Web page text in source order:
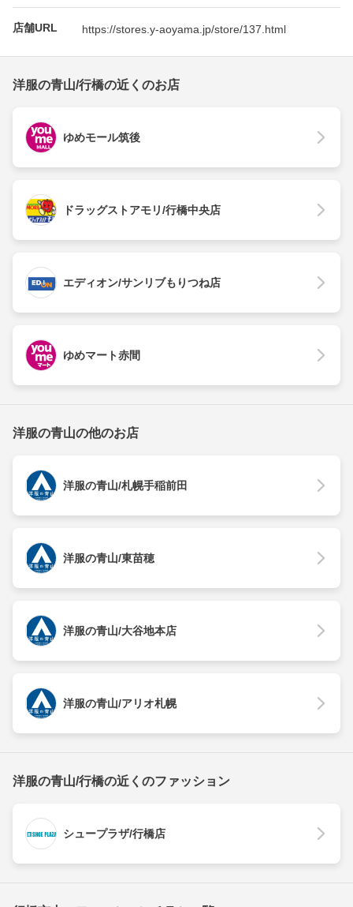
店舗URL https://stores.y-aoyama.jp/store/137.html
洋服の青山/行橋の近くのお店
ゆめモール筑後
ドラッグストアモリ/行橋中央店
エディオン/サンリブもりつね店
ゆめマート赤間
洋服の青山の他のお店
洋服の青山/札幌手稲前田
洋服の青山/東苗穂
洋服の青山/大谷地本店
洋服の青山/アリオ札幌
洋服の青山/行橋の近くのファッション
シュープラザ/行橋店